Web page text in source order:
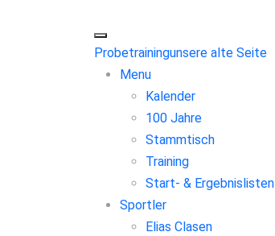
Probetrainingunsere alte Seite
Menu
Kalender
100 Jahre
Stammtisch
Training
Start- & Ergebnislisten
Sportler
Elias Clasen